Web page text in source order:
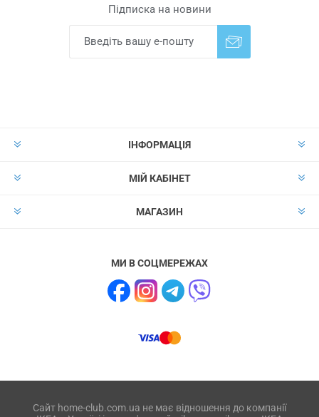
Підписка на новини
ІНФОРМАЦІЯ
МІЙ КАБІНЕТ
МАГАЗИН
МИ В СОЦМЕРЕЖАХ
Сайт home-club.com.ua не має відношення до компанії